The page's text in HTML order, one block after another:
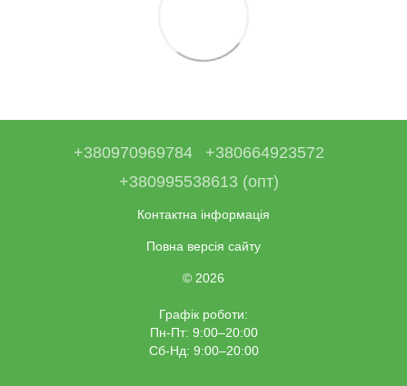
+380970969784
+380664923572
+380995538613 (опт)
Контактна інформація
Повна версія сайту
© 2026
Графік роботи:
Пн-Пт: 9:00–20:00
Сб-Нд: 9:00–20:00